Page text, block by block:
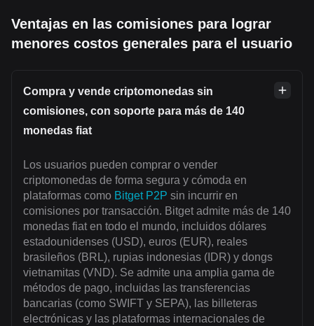
Ventajas en las comisiones para lograr
menores costos generales para el usuario
Compra y vende criptomonedas sin
comisiones, con soporte para más de 140
monedas fiat
Los usuarios pueden comprar o vender
criptomonedas de forma segura y cómoda en
plataformas como Bitget P2P sin incurrir en
comisiones por transacción. Bitget admite más de 140
monedas fiat en todo el mundo, incluidos dólares
estadounidenses (USD), euros (EUR), reales
brasileños (BRL), rupias indonesias (IDR) y dongs
vietnamitas (VND). Se admite una amplia gama de
métodos de pago, incluidas las transferencias
bancarias (como SWIFT y SEPA), las billeteras
electrónicas y las plataformas internacionales de